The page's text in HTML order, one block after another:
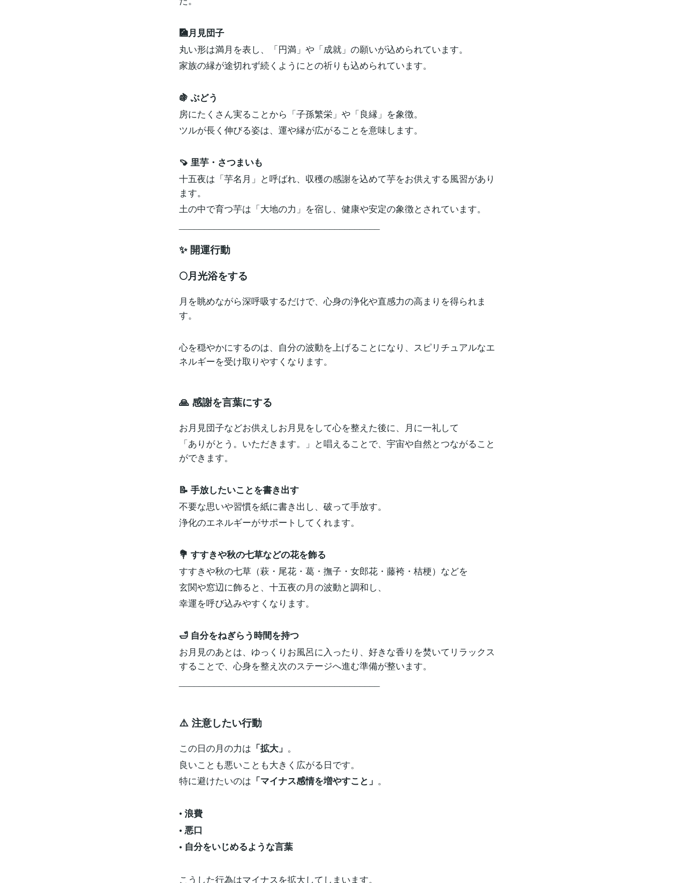
🎑月見団子
丸い形は満月を表し、「円満」や「成就」の願いが込められています。
家族の縁が途切れず続くようにとの祈りも込められています。
🍇 ぶどう
房にたくさん実ることから「子孫繁栄」や「良縁」を象徴。
ツルが長く伸びる姿は、運や縁が広がることを意味します。
🍠 里芋・さつまいも
十五夜は「芋名月」と呼ばれ、収穫の感謝を込めて芋をお供えする風習があり
ます。
土の中で育つ芋は「大地の力」を宿し、健康や安定の象徴とされています。
✨ 開運行動
🌕月光浴をする
月を眺めながら深呼吸するだけで、心身の浄化や直感力の高まりを得られま
す。
心を穏やかにするのは、自分の波動を上げることになり、スピリチュアルなエ
ネルギーを受け取りやすくなります。
🙏 感謝を言葉にする
お月見団子などお供えしお月見をして心を整えた後に、月に一礼して
「ありがとう。いただきます。」と唱えることで、宇宙や自然とつながること
ができます。
📝 手放したいことを書き出す
不要な思いや習慣を紙に書き出し、破って手放す。
浄化のエネルギーがサポートしてくれます。
💐 すすきや秋の七草などの花を飾る
すすきや秋の七草（萩・尾花・葛・撫子・女郎花・藤袴・桔梗）などを
玄関や窓辺に飾ると、十五夜の月の波動と調和し、
幸運を呼び込みやすくなります。
🛁 自分をねぎらう時間を持つ
お月見のあとは、ゆっくりお風呂に入ったり、好きな香りを焚いてリラックス
することで、心身を整え次のステージへ進む準備が整います。
⚠️ 注意したい行動
この日の月の力は 「拡大」 。
良いことも悪いことも大きく広がる日です。
特に避けたいのは 「マイナス感情を増やすこと」 。
•浪費
• 悪口
• 自分をいじめるような言葉
こうした行為はマイナスを拡大してしまいます。